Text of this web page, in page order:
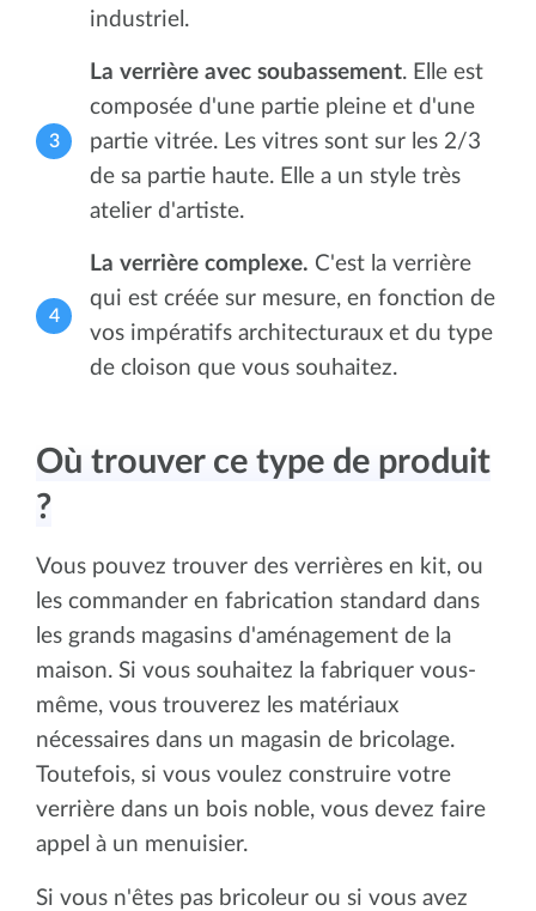
industriel.
La verrière avec soubassement. Elle est
composée d'une partie pleine et d'une
partie vitrée. Les vitres sont sur les 2/3
de sa partie haute. Elle a un style très
atelier d'artiste.
La verrière complexe. C'est la verrière
qui est créée sur mesure, en fonction de
vos impératifs architecturaux et du type
de cloison que vous souhaitez.
Où trouver ce type de produit
?
Vous pouvez trouver des verrières en kit, ou
les commander en fabrication standard dans
les grands magasins d'aménagement de la
maison. Si vous souhaitez la fabriquer vous-
même, vous trouverez les matériaux
nécessaires dans un magasin de bricolage.
Toutefois, si vous voulez construire votre
verrière dans un bois noble, vous devez faire
appel à un menuisier.
Si vous n'êtes pas bricoleur ou si vous avez